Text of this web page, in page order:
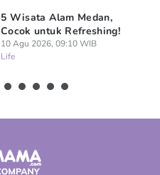
5 Wisata Alam Medan,
Cocok untuk Refreshing!
10 Agu 2026, 09:10 WIB
Life